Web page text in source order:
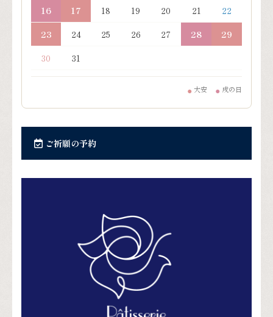
16
17 18 19 20 21
22
23
24 25 26 27 28
29
30
31
● 大安 ● 戌の日
ご祈願の予約